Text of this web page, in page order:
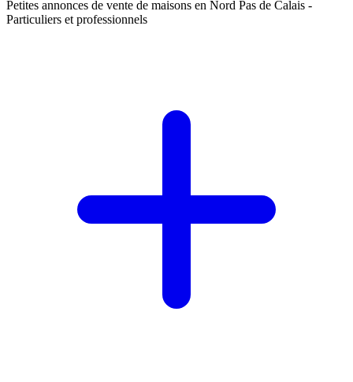
Petites annonces de vente de maisons en Nord Pas de Calais -
Particuliers et professionnels